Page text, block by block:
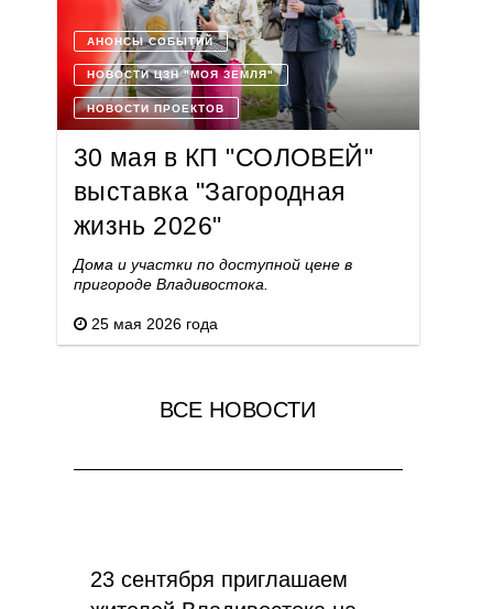
АНОНСЫ СОБЫТИЙ
НОВОСТИ ЦЗН "МОЯ ЗЕМЛЯ"
НОВОСТИ ПРОЕКТОВ
30 мая в КП "СОЛОВЕЙ"
выставка "Загородная
жизнь 2026"
Дома и участки по доступной цене в
пригороде Владивостока.
25 мая 2026 года
ВСЕ НОВОСТИ
23 сентября приглашаем